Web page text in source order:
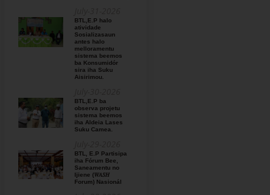
BTL,E.P halo
atividade
Sosializasaun
antes halo
melloramentu
sistema beemos
ba Konsumidór
sira iha Suku
Aisirimou.
BTL,E.P ba
observa projetu
sistema beemos
iha Aldeia Lases
Suku Camea.
BTL, E.P Partisipa
iha Fórum Bee,
Saneamentu no
Ijiene (𝑊𝐴𝑆𝐻
Forum) Nasionál